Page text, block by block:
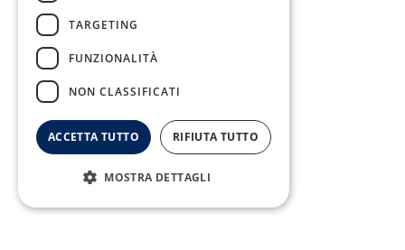
Fax:
0823/21034
TARGETING
FUNZIONALITÀ
NON CLASSIFICATI
ACCETTA TUTTO RIFIUTA TUTTO
MOSTRA DETTAGLI